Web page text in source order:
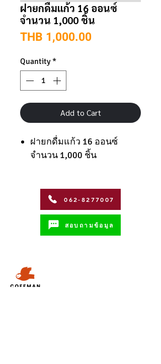
ฝายกดื่มแก้ว 16 ออนซ์
จำนวน 1,000 ชิ้น
THB 1,000.00Price
Quantity *
Add to Cart
ฝายกดื่มแก้ว 16 ออนซ์
จำนวน 1,000 ชิ้น
062-8277007
สอบถามข้อมูล